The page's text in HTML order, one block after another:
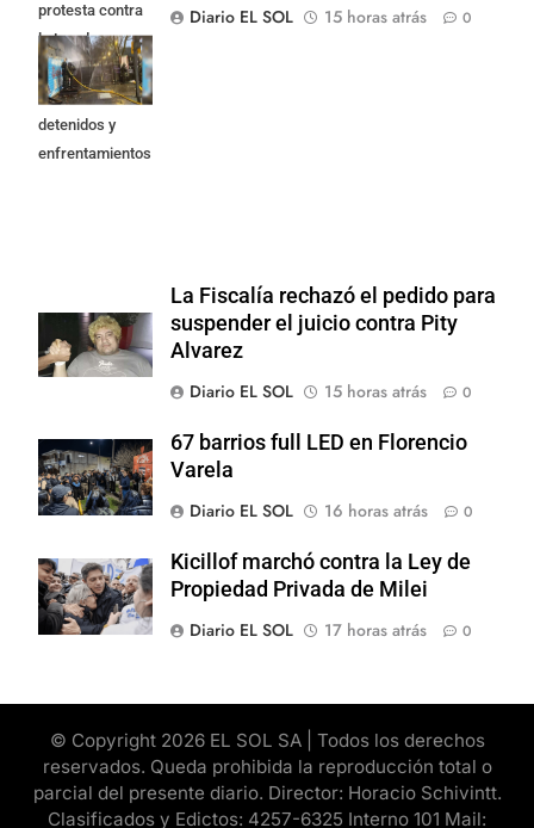
protesta contra
la Ley de
Propiedad
Privada: hubo
detenidos y
enfrentamientos
Diario EL SOL
15 horas atrás 0
La Fiscalía rechazó el pedido para
suspender el juicio contra Pity
Alvarez
Diario EL SOL
15 horas atrás 0
67 barrios full LED en Florencio
Varela
Diario EL SOL
16 horas atrás 0
Kicillof marchó contra la Ley de
Propiedad Privada de Milei
Diario EL SOL
17 horas atrás 0
© Copyright 2026 EL SOL SA | Todos los derechos
reservados. Queda prohibida la reproducción total o
parcial del presente diario. Director: Horacio Schivintt.
Clasificados y Edictos: 4257-6325 Interno 101 Mail: